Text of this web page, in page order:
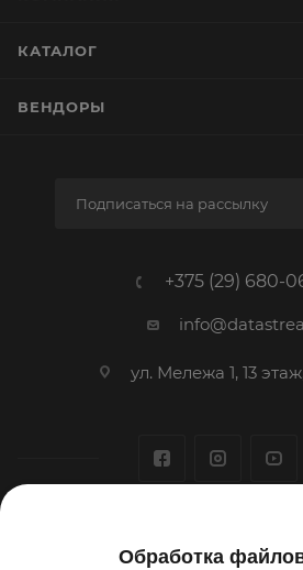
КАТАЛОГ
ВЕНДОРЫ
Подписаться на рассылку
+375 (29) 680-
ул. Мележа 1, 13